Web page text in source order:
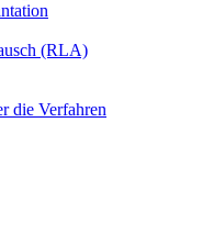
(RLA)
die Verfahren